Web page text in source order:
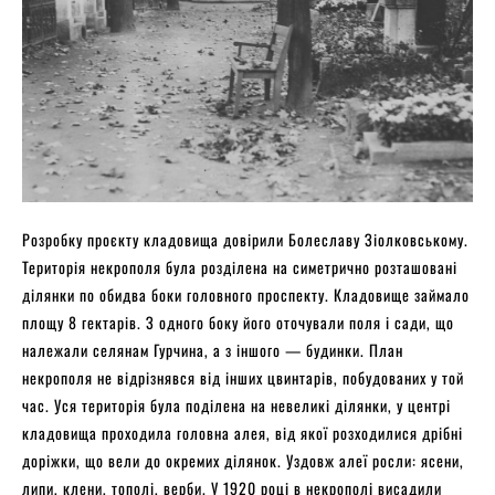
Розробку проєкту кладовища довірили Болеславу Зіолковському.
Територія некрополя була розділена на симетрично розташовані
ділянки по обидва боки головного проспекту. Кладовище займало
площу 8 гектарів. З одного боку його оточували поля і сади, що
належали селянам Гурчина, а з іншого — будинки. План
некрополя не відрізнявся від інших цвинтарів, побудованих у той
час. Уся територія була поділена на невеликі ділянки, у центрі
кладовища проходила головна алея, від якої розходилися дрібні
доріжки, що вели до окремих ділянок. Уздовж алеї росли: ясени,
липи, клени, тополі, верби. У 1920 році в некрополі висадили